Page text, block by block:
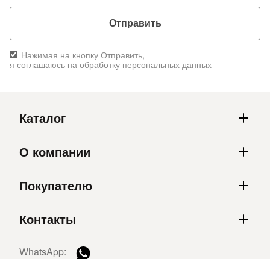
Отправить
Нажимая на кнопку Отправить,
я соглашаюсь на обработку персональных данных
Каталог
О компании
Покупателю
Контакты
WhatsApp: